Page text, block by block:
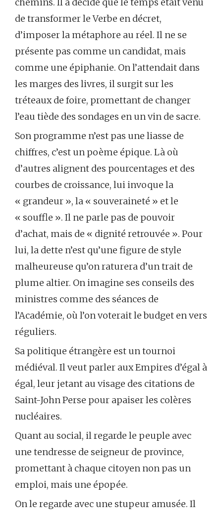
chemins. Il a décidé que le temps était venu
de transformer le Verbe en décret,
d’imposer la métaphore au réel. Il ne se
présente pas comme un candidat, mais
comme une épiphanie. On l’attendait dans
les marges des livres, il surgit sur les
tréteaux de foire, promettant de changer
l’eau tiède des sondages en un vin de sacre.
Son programme n’est pas une liasse de
chiffres, c’est un poème épique. Là où
d’autres alignent des pourcentages et des
courbes de croissance, lui invoque la
« grandeur », la « souveraineté » et le
« souffle ». Il ne parle pas de pouvoir
d’achat, mais de « dignité retrouvée ». Pour
lui, la dette n’est qu’une figure de style
malheureuse qu’on raturera d’un trait de
plume altier. On imagine ses conseils des
ministres comme des séances de
l’Académie, où l’on voterait le budget en vers
réguliers.
Sa politique étrangère est un tournoi
médiéval. Il veut parler aux Empires d’égal à
égal, leur jetant au visage des citations de
Saint-John Perse pour apaiser les colères
nucléaires.
Quant au social, il regarde le peuple avec
une tendresse de seigneur de province,
promettant à chaque citoyen non pas un
emploi, mais une épopée.
On le regarde avec une stupeur amusée. Il